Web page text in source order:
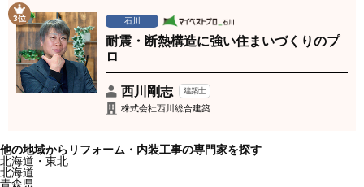
3位 石川
耐震・断熱構造に強い住まいづくりのプ
ロ
西川剛志 建築士
株式会社西川総合建築
他の地域からリフォーム・内装工事の専門家を探す
北海道・東北
北海道
青森県